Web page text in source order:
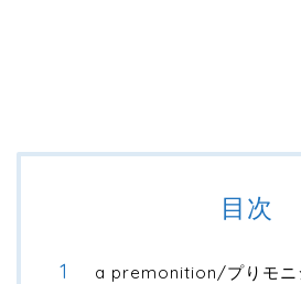
目次
a premonition/プりモニ